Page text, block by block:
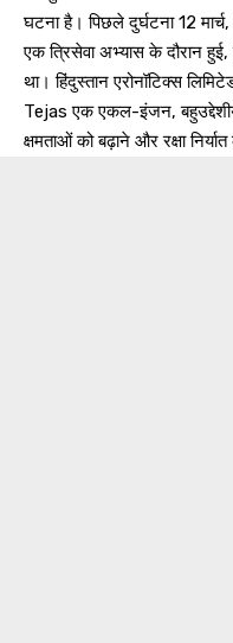
घटना है। पिछले दुर्घटना 12
एक त्रिसेवा अभ्यास के दौरान
था। हिंदुस्तान एरोनॉटिक्स
Tejas एक एकल-इंजन,
क्षमताओं को बढ़ाने और रक्षा